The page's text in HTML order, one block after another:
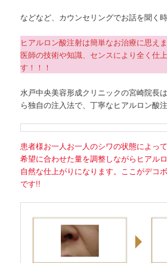
などなど、カウンセリングでお話を聞く時
ヒアルロン酸注射は簡単なお治療に思え
医師の技術や知識、センスにより全く仕
す！！！
水戸中央美容形成クリニックの宮崎院長
ら独自の注入法で、丁寧なヒアルロン酸
患者様お一人お一人のシワの状態によっ
希望に合わせた量を調整しながらヒアル
自然な仕上がりになります。ここがデコ
です!!